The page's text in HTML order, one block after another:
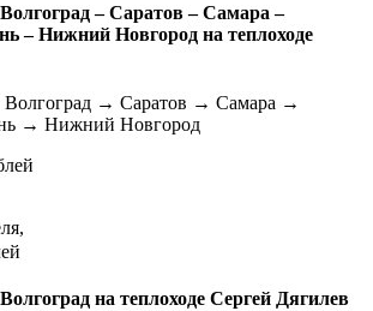
– Саратов – Самара –
– Нижний Новгород на теплоходе
→ Саратов → Самара →
→ Нижний Новгород
на теплоходе Сергей Дягилев